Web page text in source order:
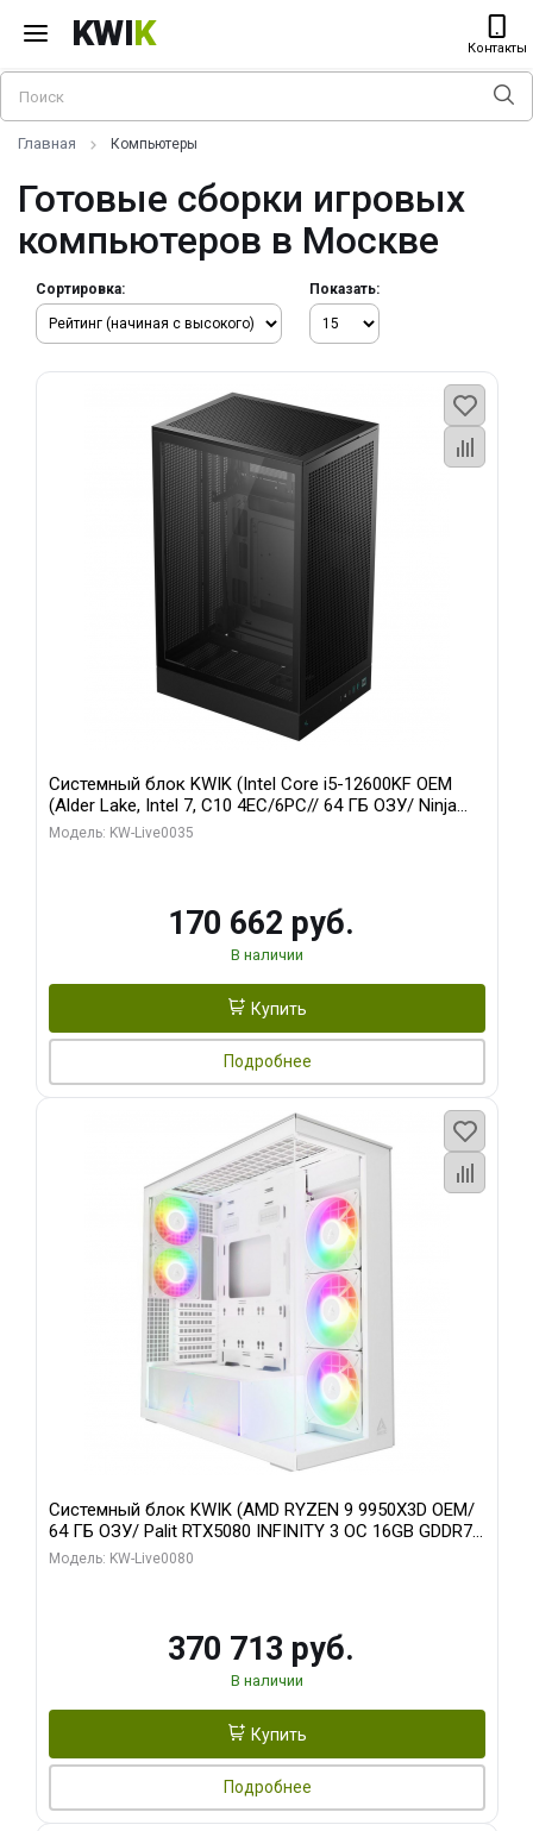
KWIK Контакты
Главная Компьютеры
Готовые сборки игровых
компьютеров в Москве
Сортировка: Показать:
Системный блок KWIK (Intel Core i5-12600KF OEM
(Alder Lake, Intel 7, C10 4EC/6PC// 64 ГБ ОЗУ/ Ninja
Sinotex GTX1650 4GB 128bit GDDR6 DVI DP HDMI 2/
Модель: KW-Live0035
170 662 руб.
В наличии
Купить
Подробнее
Системный блок KWIK (AMD RYZEN 9 9950X3D OEM/
64 ГБ ОЗУ/ Palit RTX5080 INFINITY 3 OC 16GB GDDR7
256bit 3xDP H/ 960 ГБ SSD)
Модель: KW-Live0080
370 713 руб.
В наличии
Купить
Подробнее